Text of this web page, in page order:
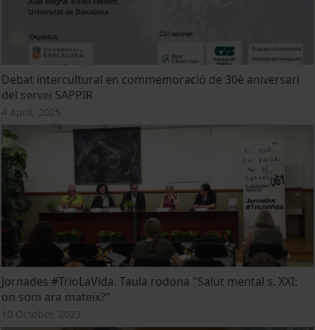
Debat intercultural en commemoració de 30è aniversari
del servei SAPPIR
4 April, 2025
Jornades #TrioLaVida. Taula rodona "Salut mental s. XXI:
on som ara mateix?"
10 October, 2023